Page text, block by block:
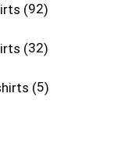
92
32
5